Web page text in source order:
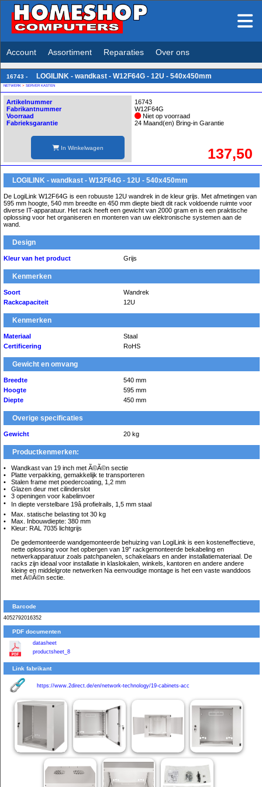
Account Assortiment Reparaties Over ons
16743 - LOGILINK - wandkast - W12F64G - 12U - 540x450mm
NETWERK > SERVER KASTEN
Artikelnummer
Fabrikantnummer
Voorraad
Fabrieksgarantie
In Winkelwagen
16743
W12F64G
Niet op voorraad
24 Maand(en) Bring-in Garantie
137,50
LOGILINK - wandkast - W12F64G - 12U - 540x450mm
De LogiLink W12F64G is een robuuste 12U wandrek in de kleur grijs. Met afmetingen van
595 mm hoogte, 540 mm breedte en 450 mm diepte biedt dit rack voldoende ruimte voor
diverse IT-apparatuur. Het rack heeft een gewicht van 2000 gram en is een praktische
oplossing voor het organiseren en monteren van uw elektronische systemen aan de
wand.
Design
Kleur van het product Grijs
Kenmerken
Soort
Wandrek
Rackcapaciteit
12U
Kenmerken
Materiaal
Staal
Certificering
RoHS
Gewicht en omvang
Breedte
540 mm
Hoogte
595 mm
Diepte
450 mm
Overige specificaties
Gewicht 20 kg
Productkenmerken:
Wandkast van 19 inch met Ã©Ã©n sectie
Platte verpakking, gemakkelijk te transporteren
Stalen frame met poedercoating, 1,2 mm
Glazen deur met cilinderslot
3 openingen voor kabelinvoer
In diepte verstelbare 19â profielrails, 1,5 mm staal
Max. statische belasting tot 30 kg
Max. Inbouwdiepte: 380 mm
Kleur: RAL 7035 lichtgrijs
De gedemonteerde wandgemonteerde behuizing van LogiLink is een kosteneffectieve,
nette oplossing voor het opbergen van 19" rackgemonteerde bekabeling en
netwerkapparatuur zoals patchpanelen, schakelaars en ander installatiemateriaal. De
racks zijn ideaal voor installatie in klaslokalen, winkels, kantoren en andere andere
kleine en middelgrote netwerken Na eenvoudige montage is het een vaste wanddoos
met Ã©Ã©n sectie.
Barcode
4052792016352
PDF documenten
datasheet
productsheet_8
Link fabrikant
https://www.2direct.de/en/network-technology/19-cabinets-acc